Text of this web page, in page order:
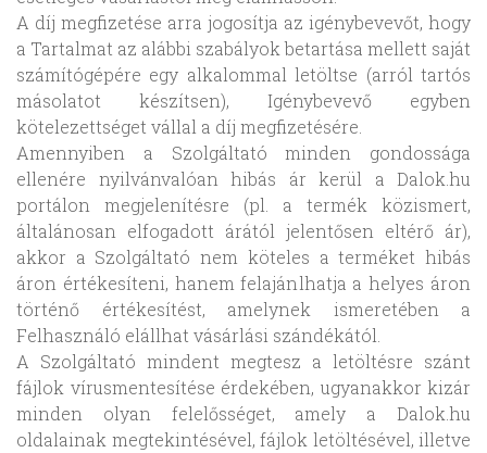
A díj megfizetése arra jogosítja az igénybevevőt, hogy
a Tartalmat az alábbi szabályok betartása mellett saját
számítógépére egy alkalommal letöltse (arról tartós
másolatot készítsen), Igénybevevő egyben
kötelezettséget vállal a díj megfizetésére.
Amennyiben a Szolgáltató minden gondossága
ellenére nyilvánvalóan hibás ár kerül a Dalok.hu
portálon megjelenítésre (pl. a termék közismert,
általánosan elfogadott árától jelentősen eltérő ár),
akkor a Szolgáltató nem köteles a terméket hibás
áron értékesíteni, hanem felajánlhatja a helyes áron
történő értékesítést, amelynek ismeretében a
Felhasználó elállhat vásárlási szándékától.
A Szolgáltató mindent megtesz a letöltésre szánt
fájlok vírusmentesítése érdekében, ugyanakkor kizár
minden olyan felelősséget, amely a Dalok.hu
oldalainak megtekintésével, fájlok letöltésével, illetve